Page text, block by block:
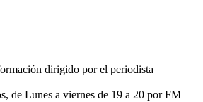
dirigido por el periodista
de Lunes a viernes de 19 a 20 por FM